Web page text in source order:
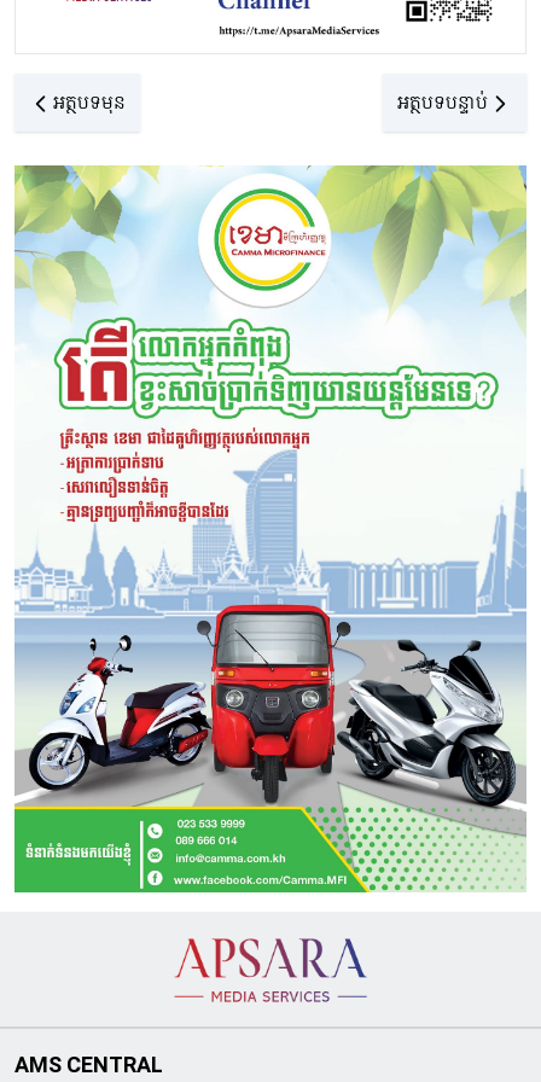
អត្ថបទមុន អត្ថបទបន្ទាប់
AMS CENTRAL